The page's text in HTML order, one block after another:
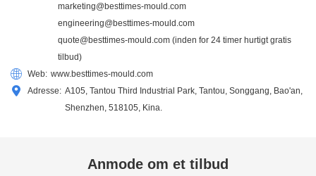
marketing@besttimes-mould.com
engineering@besttimes-mould.com
quote@besttimes-mould.com (inden for 24 timer hurtigt gratis
tilbud)
Web: www.besttimes-mould.com
Adresse: A105, Tantou Third Industrial Park, Tantou, Songgang, Bao'an,
Shenzhen, 518105, Kina.
Anmode om et tilbud